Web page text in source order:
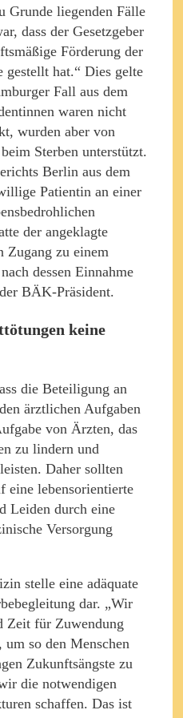
Grunde liegenden Fälle
dass der Gesetzgeber
Förderung der
gestellt hat.“ Dies gelte
Fall aus dem
waren nicht
wurden aber von
Sterben unterstützt.
Berlin aus dem
Patientin an einer
der angeklagte
Zugang zu einem
dessen Einnahme
BÄK-Präsident.
keine
die Beteiligung an
ärztlichen Aufgaben
von Ärzten, das
zu lindern und
Daher sollten
eine lebensorientierte
Leiden durch eine
Versorgung
stelle eine adäquate
dar. „Wir
Zeit für Zuwendung
um so den Menschen
Zukunftsängste zu
die notwendigen
schaffen. Das ist